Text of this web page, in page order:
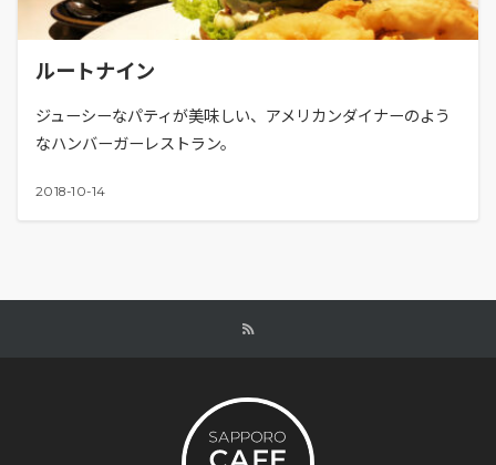
ルートナイン
ジューシーなパティが美味しい、アメリカンダイナーのよう
なハンバーガーレストラン。
2018-10-14